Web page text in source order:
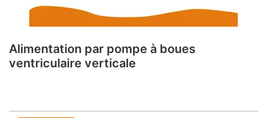
Alimentation par pompe à boues
ventriculaire verticale